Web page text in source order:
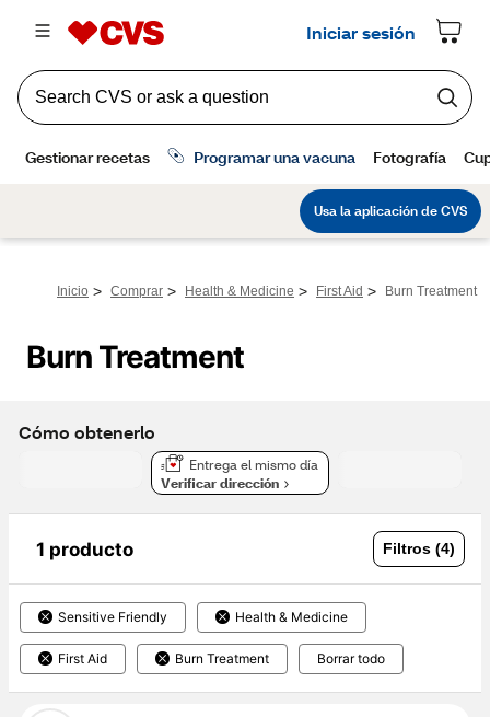
Inicio > Comprar > Health & Medicine > First Aid > Burn Treatment
Burn Treatment
Cómo obtenerlo
Entrega el mismo día
Verificar dirección
1 producto Filtros (4)
Sensitive Friendly Health & Medicine
First Aid Burn Treatment Borrar todo